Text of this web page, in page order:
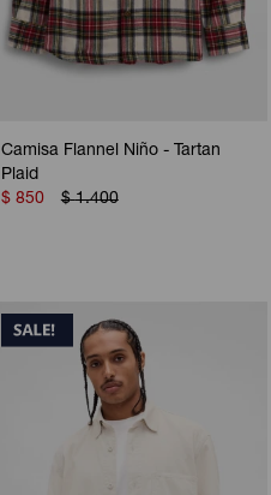
Camisa Flannel Niño - Tartan
Plaid
$ 850 $ 1.400